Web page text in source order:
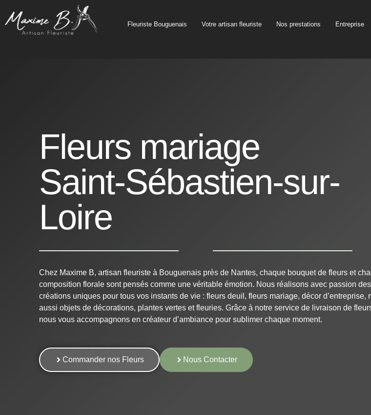
principal
Fleuriste Bouguenais Votre artisan fleuriste Nos prestations Entreprise
Fleurs mariage
Saint-Sébastien-sur-
Loire
Chez Maxime B, artisan fleuriste à Bouguenais près de Nantes, chaque bouquet de fleurs et
composition florale sont pensés comme une véritable émotion. Nous réalisons avec passion des
créations uniques pour tous vos instants de vie : fleurs deuil, fleurs mariage, décor d’entreprise,
aussi objets de décorations, plantes vertes et fleuries. Grâce à notre service de livraison de
nous vous accompagnons en créateur d’ambiance pour sublimer chaque moment.
Commander nos Fleurs Nous Contacter